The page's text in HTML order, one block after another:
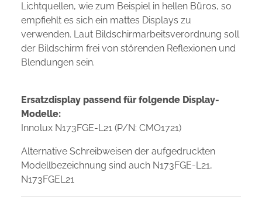
Lichtquellen, wie zum Beispiel in hellen Büros, so
empfiehlt es sich ein mattes Displays zu
verwenden. Laut Bildschirmarbeitsverordnung soll
der Bildschirm frei von störenden Reflexionen und
Blendungen sein.
Ersatzdisplay passend für folgende Display-
Modelle:
Innolux N173FGE-L21 (P/N: CMO1721)
Alternative Schreibweisen der aufgedruckten
Modellbezeichnung sind auch N173FGE-L21,
N173FGEL21